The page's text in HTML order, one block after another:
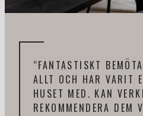
“FANTASTISKT
ALLT OCH HAR VARIT
HUSET MED. KAN
REKOMMENDERA DEM